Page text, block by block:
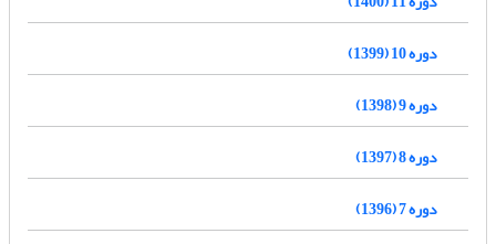
دوره 10 (1399)
دوره 9 (1398)
دوره 8 (1397)
دوره 7 (1396)